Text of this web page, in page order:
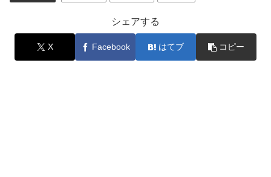
シェアする
X Facebook はてブ コピー